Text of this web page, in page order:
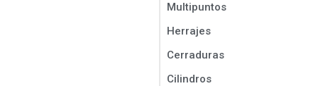
Multipuntos
Herrajes
Cerraduras
Cilindros